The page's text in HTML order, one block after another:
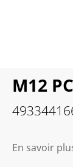
M12
En savoir